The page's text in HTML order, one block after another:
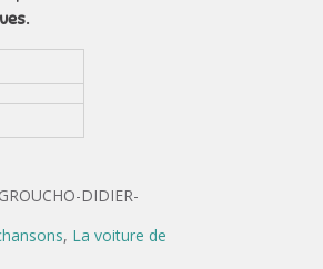
DIDIER-
, La voiture de